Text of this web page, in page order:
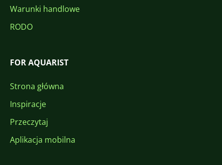
Warunki handlowe
RODO
FOR AQUARIST
Strona główna
Inspiracje
Przeczytaj
Aplikacja mobilna